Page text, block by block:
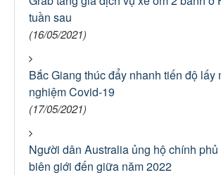
tuần sau
(16/05/2021)
Bắc Giang thúc đẩy nhanh tiến độ lấy
nghiệm Covid-19
(17/05/2021)
Người dân Australia ủng hộ chính
biên giới đến giữa năm 2022